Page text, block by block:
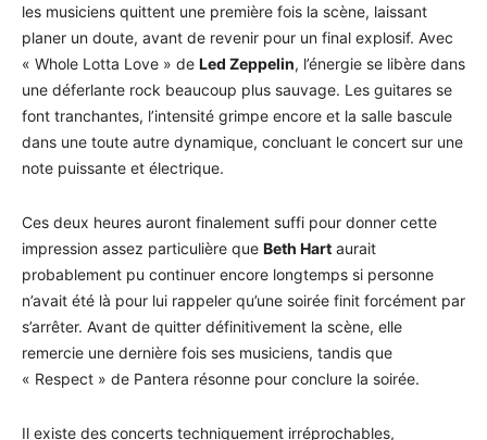
les musiciens quittent une première fois la scène, laissant
planer un doute, avant de revenir pour un final explosif. Avec
« Whole Lotta Love » de Led Zeppelin, l’énergie se libère dans
une déferlante rock beaucoup plus sauvage. Les guitares se
font tranchantes, l’intensité grimpe encore et la salle bascule
dans une toute autre dynamique, concluant le concert sur une
note puissante et électrique.
Ces deux heures auront finalement suffi pour donner cette
impression assez particulière que Beth Hart aurait
probablement pu continuer encore longtemps si personne
n’avait été là pour lui rappeler qu’une soirée finit forcément par
s’arrêter. Avant de quitter définitivement la scène, elle
remercie une dernière fois ses musiciens, tandis que
« Respect » de Pantera résonne pour conclure la soirée.
Il existe des concerts techniquement irréprochables,